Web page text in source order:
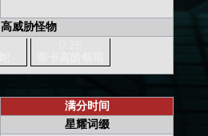
高威胁怪物
满分时间
星耀词缀